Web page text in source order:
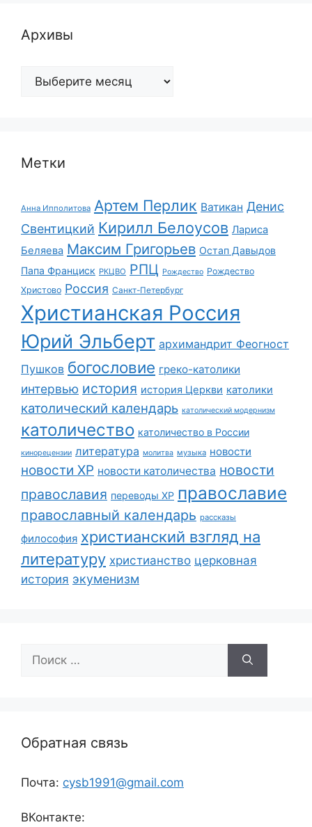
Архивы
Архивы
Метки
Анна Ипполитова Артем Перлик Ватикан Денис
Свентицкий Кирилл Белоусов Лариса
Беляева Максим Григорьев Остап Давыдов
Папа Франциск РКЦВО РПЦ Рождество Рождество
Христово Россия Санкт-Петербург
Христианская Россия
Юрий Эльберт архимандрит Феогност
Пушков богословие греко-католики
интервью история история Церкви католики
католический календарь католический модернизм
католичество католичество в России
кинорецензии литература молитва музыка новости
новости ХР новости католичества новости
православия переводы ХР православие
православный календарь рассказы
философия христианский взгляд на
литературу христианство церковная
история экуменизм
Обратная связь
Почта: cysb1991@gmail.com
ВКонтакте: